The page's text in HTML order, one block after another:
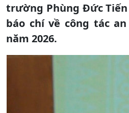
trường Phùng Đức
báo chí về công tác
năm 2026.